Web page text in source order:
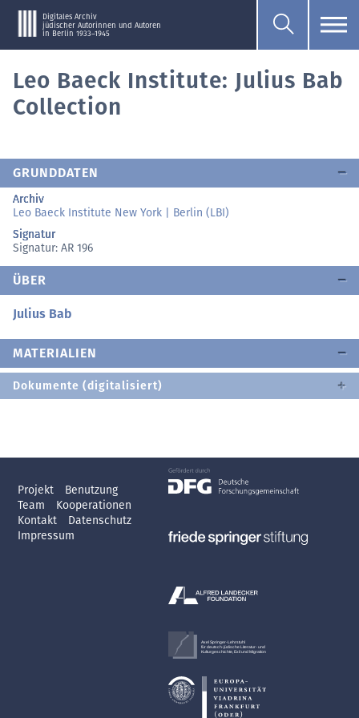
Digitales Archiv
jüdischer Autorinnen und Autoren
in Berlin 1933–1945
Leo Baeck Institute: Julius Bab
Collection
GRUNDDATEN
Archiv
Leo Baeck Institute New York | Berlin (LBI)
Signatur
Signatur: AR 196
ÜBER
Julius Bab
MATERIALIEN
Dokumente (digitalisiert)
Projekt
Benutzung
Team
Kooperationen
Kontakt
Datenschutz
Impressum
Axel Springer-Lehrstuhl
für deutsch-jüdische Literatur- und
Kulturgeschichte, Exil und Migration